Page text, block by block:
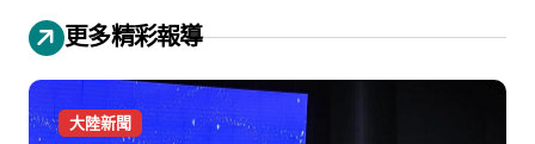
更多精彩報導
大陸新聞